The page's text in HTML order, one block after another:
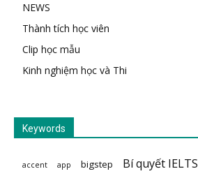
NEWS
Thành tích học viên
Clip học mẫu
Kinh nghiệm học và Thi
Keywords
accent app bigstep Bí quyết IELTS